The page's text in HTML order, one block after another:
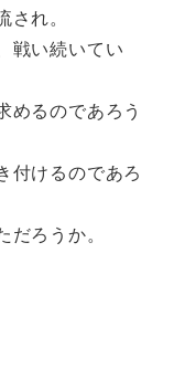
れ。
戦い続いてい
めるのであろう
付けるのであろ
ろうか。